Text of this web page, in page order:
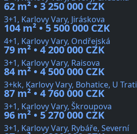
62 m² • 3 250 000 CZK
3+1, Karlovy Vary, Jiráskova
104 m² • 5 500 000 CZK
4+1, Karlovy Vary, Ondřejská
79 m² • 4 200 000 CZK
3+1, Karlovy Vary, Raisova
84 m² • 4 500 000 CZK
3+kk, Karlovy Vary, Bohatice, U Trati
87 m² • 4 760 000 CZK
3+1, Karlovy Vary, Škroupova
96 m² • 5 270 000 CZK
3+1, Karlovy Vary, Rybáře, Severní